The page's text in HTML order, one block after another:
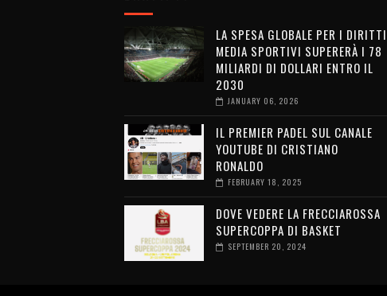
LA SPESA GLOBALE PER I DIRITTI
MEDIA SPORTIVI SUPERERÀ I 78
MILIARDI DI DOLLARI ENTRO IL
2030
JANUARY 06, 2026
IL PREMIER PADEL SUL CANALE
YOUTUBE DI CRISTIANO
RONALDO
FEBRUARY 18, 2025
DOVE VEDERE LA FRECCIAROSSA
SUPERCOPPA DI BASKET
SEPTEMBER 20, 2024